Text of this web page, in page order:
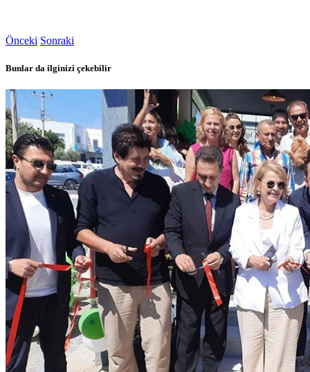
Önceki Sonraki
Bunlar da ilginizi çekebilir